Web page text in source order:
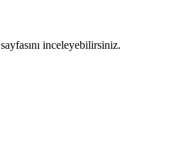
sayfasını inceleyebilirsiniz.